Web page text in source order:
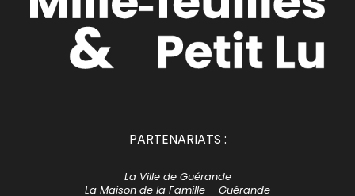
PARTENARIATS :
La Ville de Guérande
La Maison de la Famille – Guérande